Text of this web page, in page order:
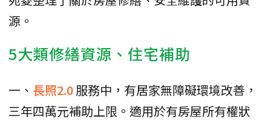
源。
5大類修繕資源、住宅補助
一、 長照2.0服務中，有居家無障礙環境改善，
三年四萬元補助上限。適用於有房屋所有權狀